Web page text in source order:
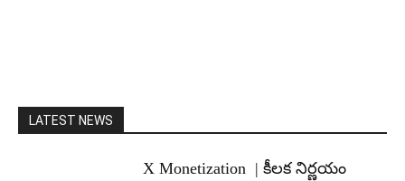
LATEST NEWS
X Monetization | కీలక నిర్ణయం